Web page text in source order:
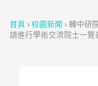
首頁 › 校園新聞 › 轉中研
請進行學術交流院士一覽